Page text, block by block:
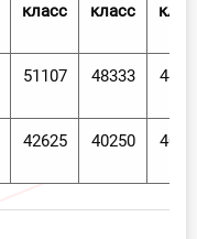
класс
класс
51107 48333
42625 40250